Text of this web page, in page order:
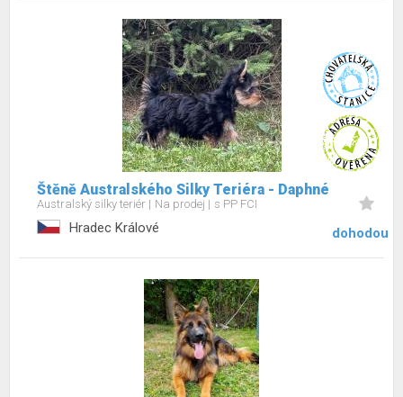
Štěně Australského Silky Teriéra - Daphné
Australský silky teriér Na prodej s PP FCI
Hradec Králové dohodou